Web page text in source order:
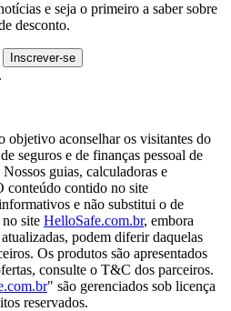
e seja o primeiro a saber sobre
desconto.
Inscrever-se
objetivo aconselhar os visitantes do
seguros e de finanças pessoal de
guias, calculadoras e
conteúdo contido no site
e não substitui o de
site HelloSafe.com.br, embora
podem diferir daquelas
Os produtos são apresentados
consulte o T&C dos parceiros.
" são gerenciados sob licença
reservados.